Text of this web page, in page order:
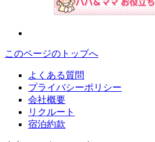
このページのトップへ
よくある質問
プライバシーポリシー
会社概要
リクルート
宿泊約款